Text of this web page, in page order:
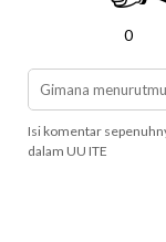
0
Isi komentar
dalam UU ITE